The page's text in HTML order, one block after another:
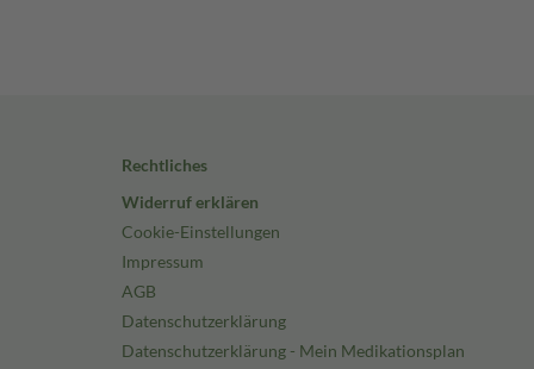
Rechtliches
Widerruf erklären
Cookie-Einstellungen
Impressum
AGB
Datenschutzerklärung
Datenschutzerklärung - Mein Medikationsplan